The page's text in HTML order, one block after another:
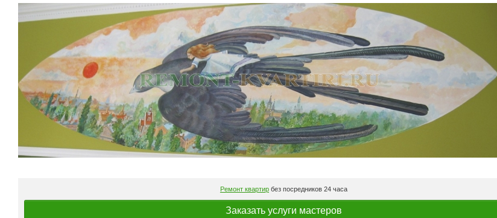
Ремонт квартирбез посредников 24 часа
Заказать услуги мастеров